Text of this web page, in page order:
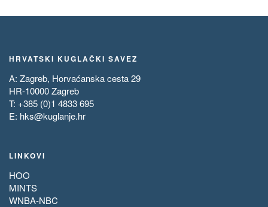
HRVATSKI KUGLAČKI SAVEZ
A: Zagreb, Horvaćanska cesta 29
HR-10000 Zagreb
T: +385 (0)1 4833 695
E: hks@kuglanje.hr
LINKOVI
HOO
MINTS
WNBA-NBC